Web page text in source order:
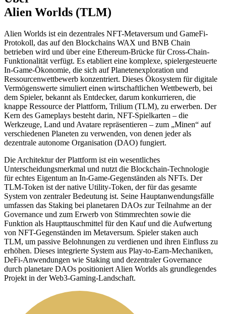
Alien Worlds (TLM)
Alien Worlds ist ein dezentrales NFT-Metaversum und GameFi-
Protokoll, das auf den Blockchains WAX und BNB Chain
betrieben wird und über eine Ethereum-Brücke für Cross-Chain-
Funktionalität verfügt. Es etabliert eine komplexe, spielergesteuerte
In-Game-Ökonomie, die sich auf Planetenexploration und
Ressourcenwettbewerb konzentriert. Dieses Ökosystem für digitale
Vermögenswerte simuliert einen wirtschaftlichen Wettbewerb, bei
dem Spieler, bekannt als Entdecker, darum konkurrieren, die
knappe Ressource der Plattform, Trilium (TLM), zu erwerben. Der
Kern des Gameplays besteht darin, NFT-Spielkarten – die
Werkzeuge, Land und Avatare repräsentieren – zum „Minen“ auf
verschiedenen Planeten zu verwenden, von denen jeder als
dezentrale autonome Organisation (DAO) fungiert.
Die Architektur der Plattform ist ein wesentliches
Unterscheidungsmerkmal und nutzt die Blockchain-Technologie
für echtes Eigentum an In-Game-Gegenständen als NFTs. Der
TLM-Token ist der native Utility-Token, der für das gesamte
System von zentraler Bedeutung ist. Seine Hauptanwendungsfälle
umfassen das Staking bei planetaren DAOs zur Teilnahme an der
Governance und zum Erwerb von Stimmrechten sowie die
Funktion als Haupttauschmittel für den Kauf und die Aufwertung
von NFT-Gegenständen im Metaversum. Spieler staken auch
TLM, um passive Belohnungen zu verdienen und ihren Einfluss zu
erhöhen. Dieses integrierte System aus Play-to-Earn-Mechaniken,
DeFi-Anwendungen wie Staking und dezentraler Governance
durch planetare DAOs positioniert Alien Worlds als grundlegendes
Projekt in der Web3-Gaming-Landschaft.